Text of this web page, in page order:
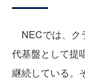
NECでは、ク
代基盤として提
継続している。